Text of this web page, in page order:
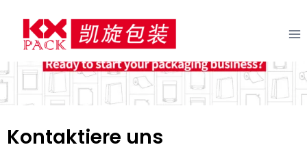
Kontaktiere uns